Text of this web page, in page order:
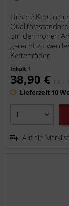
Unsere
um den hohen
gerecht zu
Kettenräder...
Inhalt 1
38,90 €
Lieferzeit 10
Auf die